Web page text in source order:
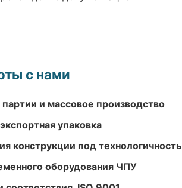
с нами
и массовое производство
упаковка
конструкции под технологичность
оборудования ЧПУ